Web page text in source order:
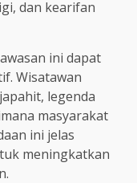
dan kearifan
ini dapat
Wisatawan
legenda
masyarakat
ini jelas
meningkatkan